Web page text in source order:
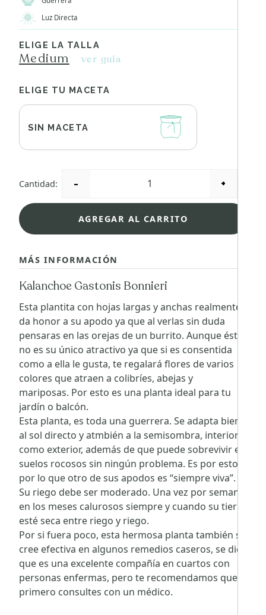
Luz Directa
ELIGE LA TALLA
Medium ver guía
ELIGE TU MACETA
SIN MACETA
Cantidad: - +
AGREGAR AL CARRITO
MÁS INFORMACIÓN
Kalanchoe Gastonis Bonnieri
Esta plantita con hojas largas y anchas realmente
da honor a su apodo ya que al verlas sin duda
pensaras en las orejas de un burrito. Aunque éste
no es su único atractivo ya que si es consentida
como a ella le gusta, te regalará flores de varios
colores que atraen a colibríes, abejas y
mariposas. Por esto es una planta ideal para tu
jardín o balcón.
Esta planta, es toda una guerrera. Se adapta bien
al sol directo y atmbién a la semisombra, interior
como exterior, además de que puede sobrevivir en
suelos rocosos sin ningún problema. Es por esto
por lo que otro de sus apodos es “siempre viva”.
Su riego debe ser moderado. Una vez por semana
en los meses calurosos siempre y cuando su tierra
esté seca entre riego y riego.
Por si fuera poco, esta hermosa planta también se
cree efectiva en algunos remedios caseros, se dice
que es una excelente compañía en cuartos con
personas enfermas, pero te recomendamos que
primero consultes con un médico.